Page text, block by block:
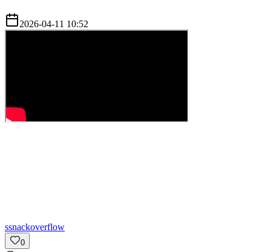
2026-04-11 10:52
ssnackoverflow
0